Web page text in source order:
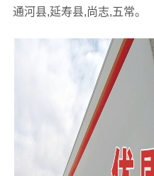
通河县,延寿县,尚志,五常。